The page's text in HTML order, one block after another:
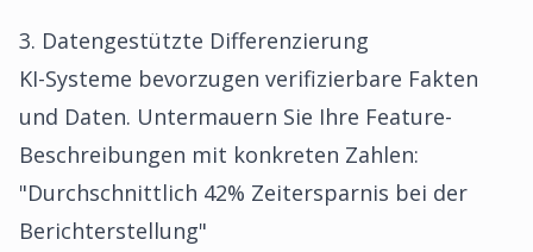
3. Datengestützte Differenzierung
KI-Systeme bevorzugen verifizierbare Fakten
und Daten. Untermauern Sie Ihre Feature-
Beschreibungen mit konkreten Zahlen:
"Durchschnittlich 42% Zeitersparnis bei der
Berichterstellung"